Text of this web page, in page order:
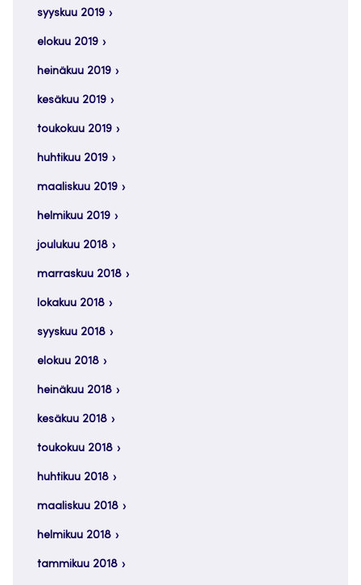
syyskuu 2019
elokuu 2019
heinäkuu 2019
kesäkuu 2019
toukokuu 2019
huhtikuu 2019
maaliskuu 2019
helmikuu 2019
joulukuu 2018
marraskuu 2018
lokakuu 2018
syyskuu 2018
elokuu 2018
heinäkuu 2018
kesäkuu 2018
toukokuu 2018
huhtikuu 2018
maaliskuu 2018
helmikuu 2018
tammikuu 2018